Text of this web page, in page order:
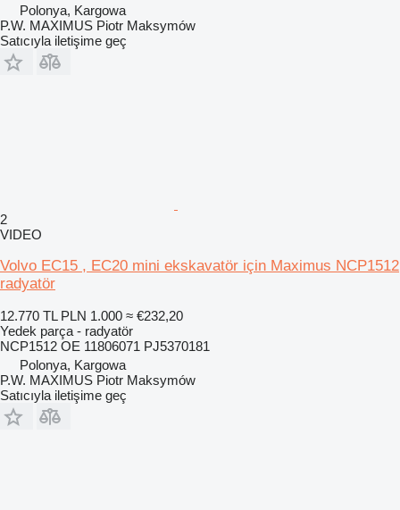
Polonya, Kargowa
P.W. MAXIMUS Piotr Maksymów
Satıcıyla iletişime geç
2
VIDEO
Volvo EC15 , EC20 mini ekskavatör için Maximus NCP1512
radyatör
12.770 TL PLN 1.000 ≈ €232,20
Yedek parça - radyatör
NCP1512 OE 11806071 PJ5370181
Polonya, Kargowa
P.W. MAXIMUS Piotr Maksymów
Satıcıyla iletişime geç